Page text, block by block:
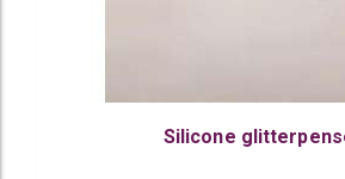
Silicone